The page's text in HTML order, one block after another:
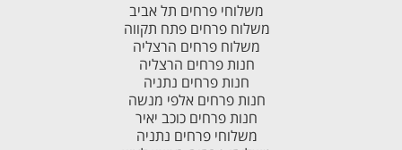
משלוחי פרחים תל אביב
משלוח פרחים פתח תקווה
משלוח פרחים הרצליה
חנות פרחים הרצליה
חנות פרחים נתניה
חנות פרחים אלפי מנשה
חנות פרחים כוכב יאיר
משלוחי פרחים נתניה